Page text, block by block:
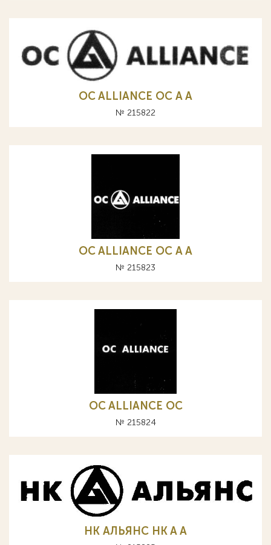
OC ALLIANCE ОС A А
№ 215822
OC ALLIANCE ОС A А
№ 215823
OC ALLIANCE ОС
№ 215824
НК АЛЬЯНС HK A А